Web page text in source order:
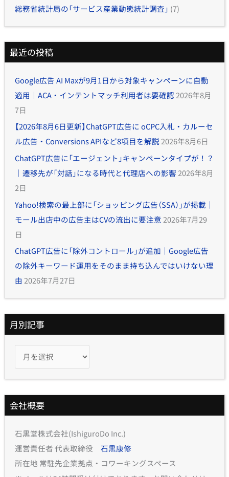
総務省統計局の「サービス産業動態統計調査」 (7)
最近の投稿
Google広告 AI Maxが9月1日から対象キャンペーンに自動
適用｜ACA・インテントマッチ利用者は要確認 2026年8月
7日
【2026年8月6日更新】ChatGPT広告に oCPC入札・カルーセ
ル広告・Conversions APIなど8項目を解説2026年8月6日
ChatGPT広告に「エージェント」キャンペーンタイプが！？
｜遷移先が「対話」になる時代と代理店への影響 2026年8月
2日
Yahoo!検索の最上部に「ショッピング広告（SSA）」が掲載｜
モール出店中の広告主はCVの流出に要注意 2026年7月29
日
ChatGPT広告に「除外コントロール」が追加｜Google広告
の除外キーワード運用をそのまま持ち込んではいけない理
由 2026年7月27日
月別記事
会社概要
石黒堂株式会社(IshiguroDo Inc.)
運営責任者 代表取締役 石黒康修
所在地 常駐先企業拠点・コワーキングスペース